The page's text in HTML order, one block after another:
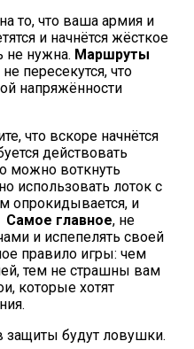
то, что ваша армия и
и начнётся жёсткое
не нужна. Маршруты
пересекутся, что
напряжённости
что вскоре начнётся
действовать
можно воткнуть
использовать лоток с
опрокидывается, и
Самое главное, не
и испепелять своей
правило игры: чем
тем не страшны вам
которые хотят
защиты будут ловушки.